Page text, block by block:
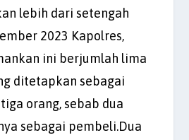
lebih dari setengah
2023 Kapolres,
ini berjumlah lima
ditetapkan sebagai
orang, sebab dua
sebagai pembeli.Dua